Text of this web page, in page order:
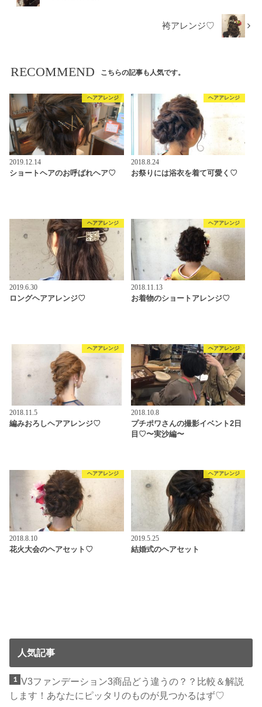
袴アレンジ♡
RECOMMEND こちらの記事も人気です。
ヘアアレンジ
2019.12.14
ショートヘアのお呼ばれヘア♡
ヘアアレンジ
2018.8.24
お祭りには浴衣を着て可愛く♡
ヘアアレンジ
2019.6.30
ロングヘアアレンジ♡
ヘアアレンジ
2018.11.13
お着物のショートアレンジ♡
ヘアアレンジ
2018.11.5
編みおろしヘアアレンジ♡
ヘアアレンジ
2018.10.8
プチポワさんの撮影イベント2日
目♡〜実沙編〜
ヘアアレンジ
2018.8.10
花火大会のヘアセット♡
ヘアアレンジ
2019.5.25
結婚式のヘアセット
人気記事
V3ファンデーション3商品どう違うの？？比較＆解説
します！あなたにピッタリのものが見つかるはず♡